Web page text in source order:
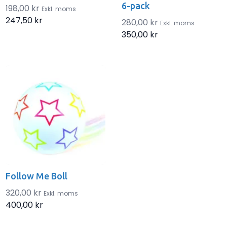
198,00 kr Exkl. moms
247,50 kr
6-pack
280,00 kr Exkl. moms
350,00 kr
Follow Me Boll
320,00 kr Exkl. moms
400,00 kr